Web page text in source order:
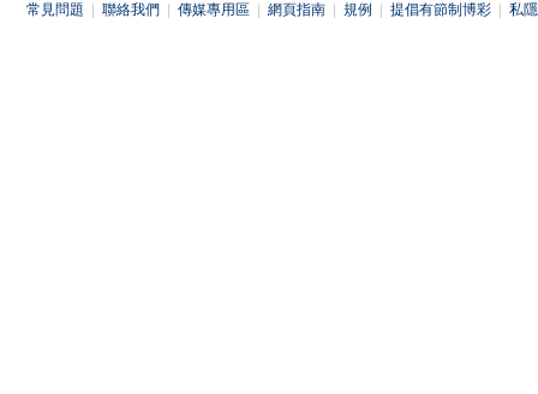
常見問題 聯絡我們 傳媒專用區 網頁指南 規例 提倡有節制博彩 私